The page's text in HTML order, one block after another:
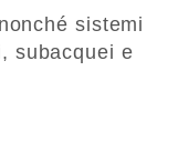
sistemi
subacquei e